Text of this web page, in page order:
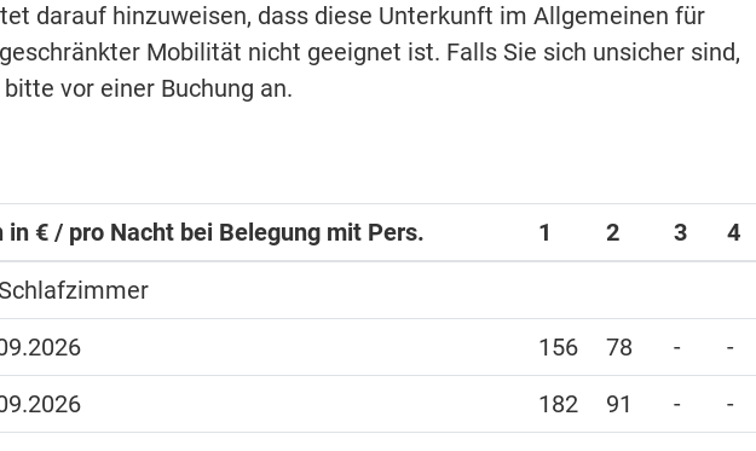
darauf hinzuweisen, dass diese Unterkunft im Allgemeinen für
Mobilität nicht geeignet ist. Falls Sie sich unsicher sind,
vor einer Buchung an.
in € / pro Nacht bei Belegung mit Pers. 1 2 3
4
156 78 -
-
182 91 -
-